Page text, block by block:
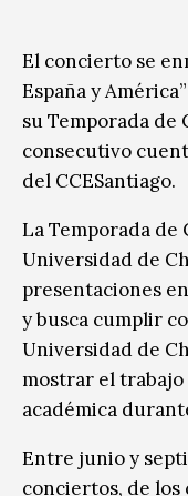
El concierto se
España y
su Temporada
consecutivo
del CCESantiago.
La Temporada de
Universidad de
presentaciones
y busca cumplir
Universidad de
mostrar el
académica
Entre junio y
conciertos, de los